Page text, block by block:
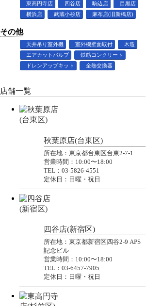
東高円寺店
四谷店 駒込店
目黒店
横浜店
武蔵小杉店 麻布店(旧新橋店)
その他
天井吊り室外機 室外機壁面取付
木造
エアカットバルブ
鉄筋コンクリート
ドレンアップキット
全熱交換器
店舗一覧
秋葉原店(台東区)
所在地：東京都台東区台東2-7-1
営業時間：10:00〜18:00
TEL：03-5826-4551
定休日：日曜・祝日
四谷店(新宿区)
所在地：東京都新宿区四谷2-9 APS
記念ビル
営業時間：10:00〜18:00
TEL：03-6457-7905
定休日：日曜・祝日